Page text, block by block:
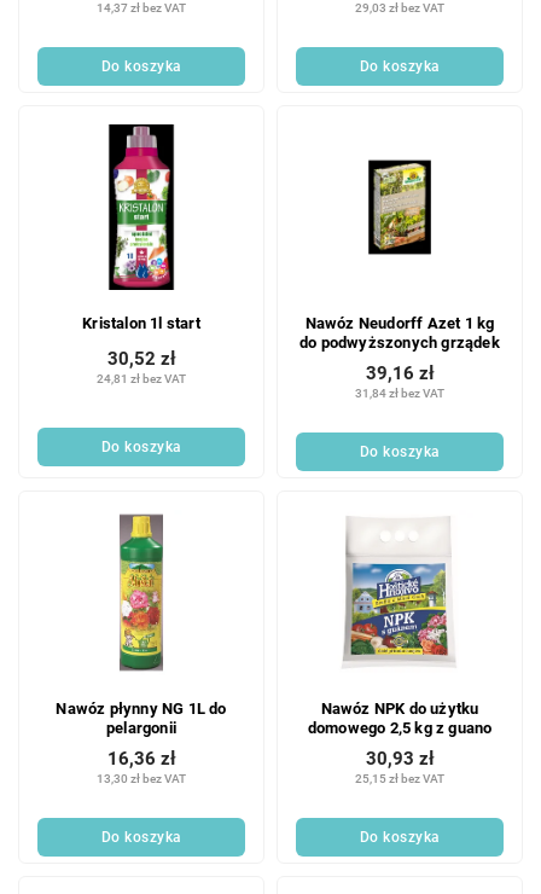
14,37 zł bez VAT
Do koszyka
29,03 zł bez VAT
Do koszyka
Kristalon 1l start
24,81 zł bez VAT
30,52 zł
Do koszyka
Nawóz Neudorff Azet 1 kg
do podwyższonych grządek
31,84 zł bez VAT
39,16 zł
Do koszyka
Nawóz płynny NG 1L do
pelargonii
13,30 zł bez VAT
16,36 zł
Do koszyka
Nawóz NPK do użytku
domowego 2,5 kg z guano
25,15 zł bez VAT
30,93 zł
Do koszyka